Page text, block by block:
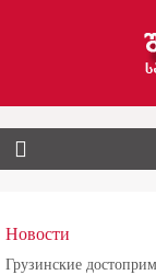
Новости
Грузинские